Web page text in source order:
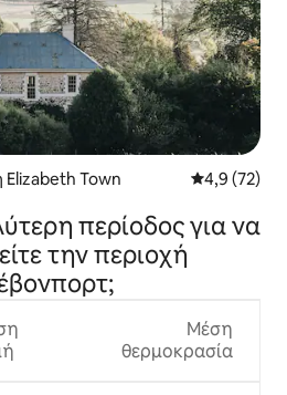
Town Μέση
4,9 (72)
περίοδος για να
την περιοχή
Μέση
θερμοκρασία